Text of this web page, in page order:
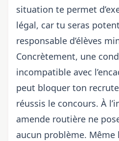
situation te permet
légal, car tu seras
responsable d’élèves
Concrètement, une
incompatible avec
peut bloquer ton
réussis le concours. À
amende routière ne
aucun problème.